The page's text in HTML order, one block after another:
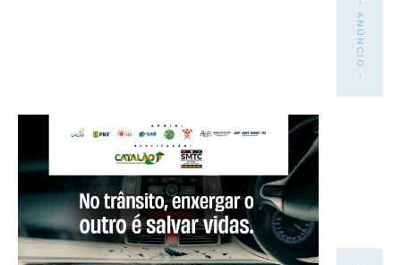
- ANÚNCIO -